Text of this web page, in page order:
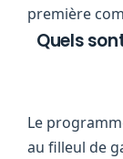
première
Quels
Le
au filleul de